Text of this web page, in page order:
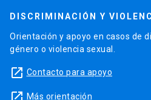
DISCRIMINACIÓN Y
Orientación y apoyo en casos de
género o violencia sexual.
launch Contacto para apoyo
Más orientación